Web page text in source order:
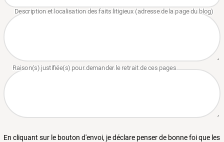
En cliquant sur le bouton d'envoi, je déclare penser de bonne foi que les